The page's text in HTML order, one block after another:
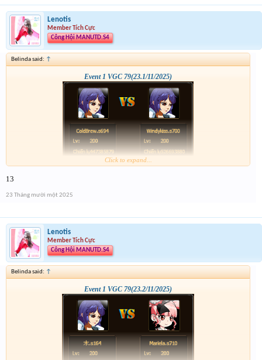
Lenotis
Member Tích Cực
Công Hội MANUTD.S4
Belinda said: ↑
Event 1 VGC 79(23.1/11/2025)
Click to expand...
13
23 Tháng mười một 2025
Lenotis
Member Tích Cực
Công Hội MANUTD.S4
Belinda said: ↑
Event 1 VGC 79(23.2/11/2025)